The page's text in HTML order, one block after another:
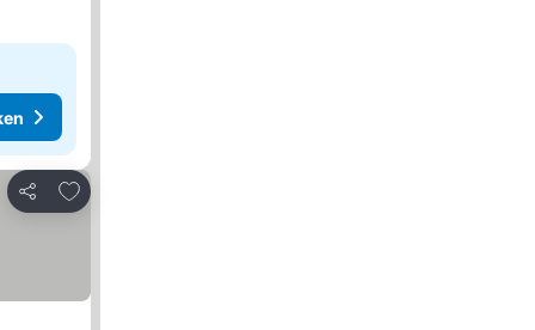
Delen
Toevoegen aan favorieten